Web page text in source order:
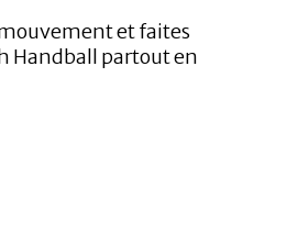
et faites
Handball partout en